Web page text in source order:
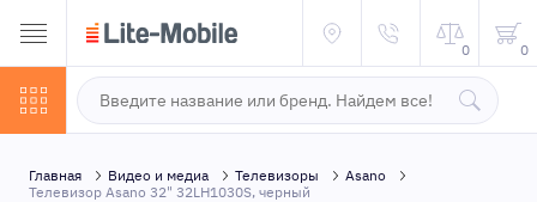
0 0
Главная Видео и медиа Телевизоры
Asano
Телевизор Asano 32" 32LH1030S, черный